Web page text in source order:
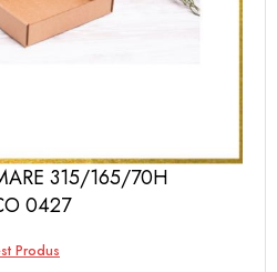
315/165/70H
0427
Produs